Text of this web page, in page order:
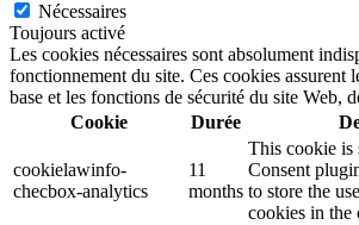
Nécessaires
Toujours activé
Les cookies nécessaires sont absolument
fonctionnement du site. Ces cookies assurent
base et les fonctions de sécurité du site Web,
Cookie
Durée
cookielawinfo-
checbox-analytics
11
months
This cookie is
Consent
to store the
cookies in